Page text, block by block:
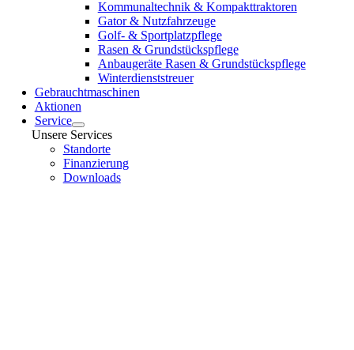
Kommunaltechnik & Kompakttraktoren
Gator & Nutzfahrzeuge
Golf- & Sportplatzpflege
Rasen & Grundstückspflege
Anbaugeräte Rasen & Grundstückspflege
Winterdienststreuer
Gebrauchtmaschinen
Aktionen
Service
Unsere Services
Standorte
Finanzierung
Downloads